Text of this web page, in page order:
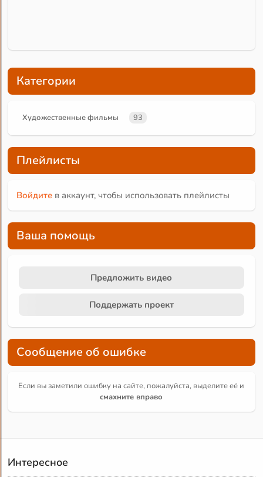
Категории
Художественные фильмы 93
Плейлисты
Войдите в аккаунт, чтобы использовать плейлисты
Ваша помощь
Предложить видео
Поддержать проект
Сообщение об ошибке
Если вы заметили ошибку на сайте, пожалуйста, выделите её и
смахните вправо
Интересное